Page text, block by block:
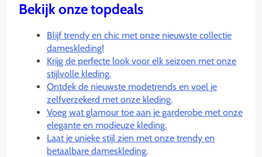
Bekijk onze topdeals
Blijf trendy en chic met onze nieuwste collectie
dameskleding!
Krijg de perfecte look voor elk seizoen met onze
stijlvolle kleding.
Ontdek de nieuwste modetrends en voel je
zelfverzekerd met onze kleding.
Voeg wat glamour toe aan je garderobe met onze
elegante en modieuze kleding.
Laat je unieke stijl zien met onze trendy en
betaalbare dameskleding.